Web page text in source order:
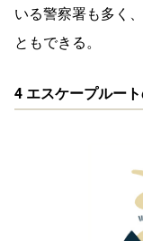
いる警察署も多く
ともできる。
4 エスケープルー